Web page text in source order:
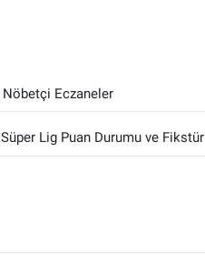
Nöbetçi Eczaneler
Süper Lig Puan Durumu ve Fikstür